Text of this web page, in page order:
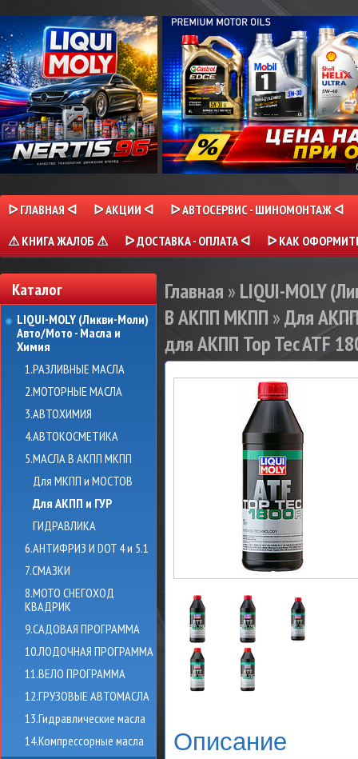
ᐅ ГЛАВНАЯ ᐊ ᐅ АКЦИИ ᐊ
ᐅ АВТОСЕРВИС - ШИНОМОНТАЖ ᐊ
⚠ КНИГА ЖАЛОБ ⚠
ᐅ ДОСТАВКА - ОПЛАТА ᐊ ᐅ КАК
Каталог
LIQUI-MOLY (Ликви-Моли)
Авто/Мото - Масла и
Химия
1.РАЗЛИВНЫЕ МАСЛА
2.МОТОРНЫЕ МАСЛА
3.АВТОХИМИЯ
4.АВТОКОСМЕТИКА
5.МАСЛА В АКПП МКПП
Для МКПП и МОСТОВ
Для АКПП и ГУР
ГИДРАВЛИКА
6.АНТИФРИЗ И DOT 4 и 5.1
7.СМАЗКИ
8.МОТО СНЕГОХОД
КВАДРИК
9.САДОВАЯ ПРОГРАММА
10.ЛОДОЧНАЯ ПРОГРАММА
11.ВЕЛО ПРОГРАММА
12.ГРУЗОВЫЕ АВТОМАСЛА
13.Гидравлические масла
14.Компрессорные масла
Главная » LIQUI-MOLY
В АКПП МКПП »Для
для АКПП Top Tec ATF
Описание